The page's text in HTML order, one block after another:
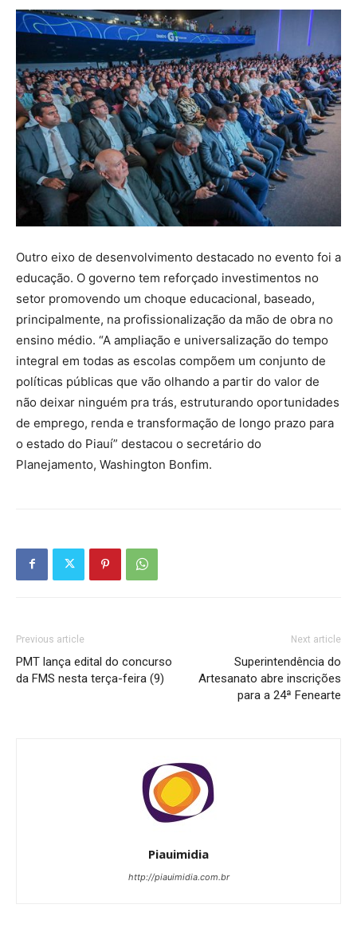
Outro eixo de desenvolvimento destacado no evento foi a
educação. O governo tem reforçado investimentos no
setor promovendo um choque educacional, baseado,
principalmente, na profissionalização da mão de obra no
ensino médio. “A ampliação e universalização do tempo
integral em todas as escolas compõem um conjunto de
políticas públicas que vão olhando a partir do valor de
não deixar ninguém pra trás, estruturando oportunidades
de emprego, renda e transformação de longo prazo para
o estado do Piauí” destacou o secretário do
Planejamento, Washington Bonfim.
Previous article
PMT lança edital do concurso
da FMS nesta terça-feira (9)
Next article
Superintendência do
Artesanato abre inscrições
para a 24ª Fenearte
Piauimidia
http://piauimidia.com.br